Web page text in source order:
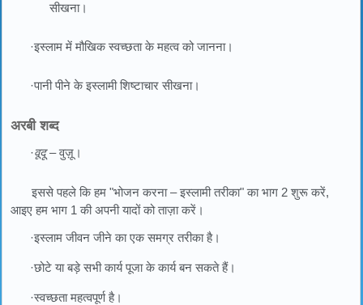
सीखना।
·इस्लाम में मौखिक स्वच्छता के महत्व को जानना।
·पानी पीने के इस्लामी शिष्टाचार सीखना।
अरबी शब्द
·वूदू– वुज़ू।
इससे पहले कि हम "भोजन करना – इस्लामी तरीका" का भाग 2 शुरू करें,
आइए हम भाग 1 की अपनी यादों को ताज़ा करें।
·इस्लाम जीवन जीने का एक समग्र तरीका है।
·छोटे या बड़े सभी कार्य पूजा के कार्य बन सकते हैं।
·स्वच्छता महत्वपूर्ण है।